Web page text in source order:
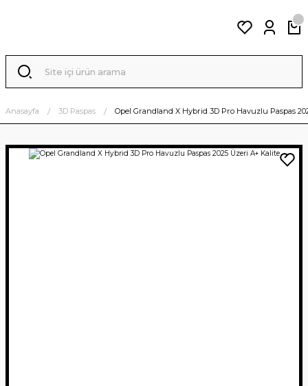
Anasayfa 3D Paspas Opel Grandland X Hybrid 3D Pro Havuzlu Paspas